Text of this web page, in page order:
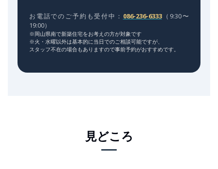
お電話でのご予約も受付中： 086-236-6333（9:30〜
19:00）
※岡山県南で新築住宅をお考えの方が対象です
※火・水曜以外は基本的に当日でのご相談可能ですが、
スタッフ不在の場合もありますので事前予約がおすすめです。
見どころ